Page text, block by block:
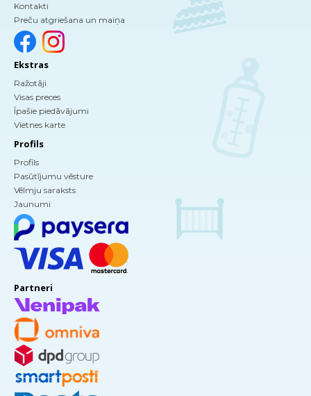
Kontakti
Preču atgriešana un maiņa
Ekstras
Ražotāji
Visas preces
Īpašie piedāvājumi
Vietnes karte
Profils
Profils
Pasūtījumu vēsture
Vēlmju saraksts
Jaunumi
Partneri